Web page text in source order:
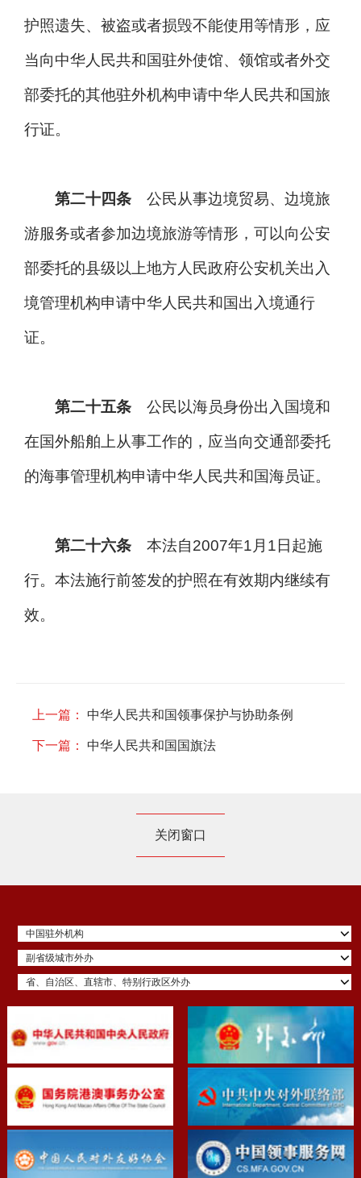
护照遗失、被盗或者损毁不能使用等情形，应
当向中华人民共和国驻外使馆、领馆或者外交
部委托的其他驻外机构申请中华人民共和国旅
行证。
第二十四条 公民从事边境贸易、边境旅
游服务或者参加边境旅游等情形，可以向公安
部委托的县级以上地方人民政府公安机关出入
境管理机构申请中华人民共和国出入境通行
证。
第二十五条 公民以海员身份出入国境和
在国外船舶上从事工作的，应当向交通部委托
的海事管理机构申请中华人民共和国海员证。
第二十六条 本法自2007年1月1日起施
行。本法施行前签发的护照在有效期内继续有
效。
上一篇： 中华人民共和国领事保护与协助条例
下一篇： 中华人民共和国国旗法
关闭窗口
中国驻外机构
副省级城市外办
省、自治区、直辖市、特别行政区外办